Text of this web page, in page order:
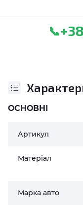
📞
ОСНОВНІ
Артикул
Матеріал
Марка авто